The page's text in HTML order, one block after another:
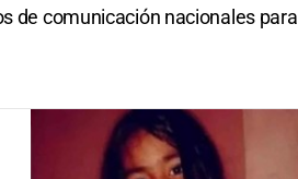
de comunicación nacionales para